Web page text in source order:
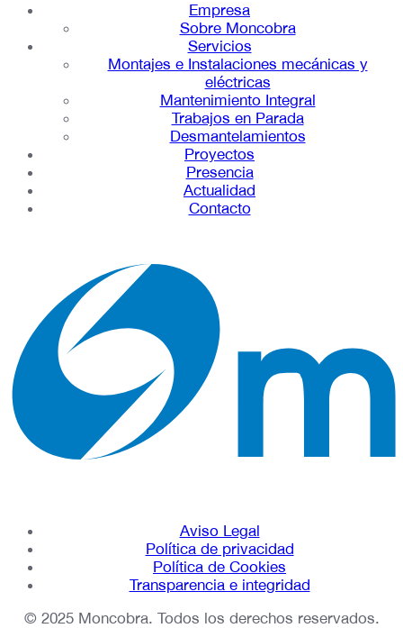
Empresa
Sobre Moncobra
Servicios
Montajes e Instalaciones mecánicas y
eléctricas
Mantenimiento Integral
Trabajos en Parada
Desmantelamientos
Proyectos
Presencia
Actualidad
Contacto
Aviso Legal
Política de privacidad
Política de Cookies
Transparencia e integridad
© 2025 Moncobra. Todos los derechos reservados.